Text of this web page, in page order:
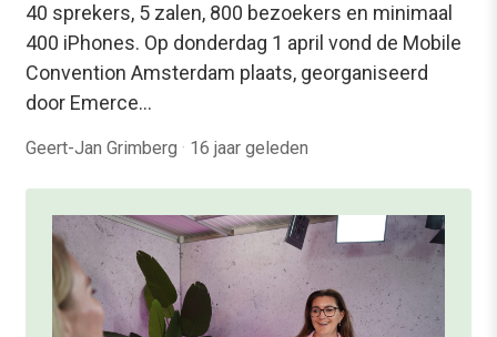
40 sprekers, 5 zalen, 800 bezoekers en minimaal
400 iPhones. Op donderdag 1 april vond de Mobile
Convention Amsterdam plaats, georganiseerd
door Emerce…
Geert-Jan Grimberg · 16 jaar geleden